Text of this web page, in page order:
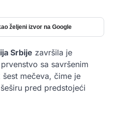
željeni izvor na Google
Srbije završila je
sa savršenim
mečeva, čime je
pred predstojeći